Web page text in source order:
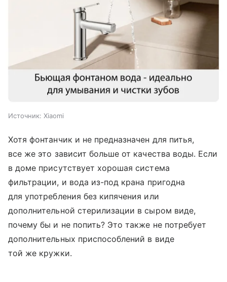
Источник: Xiaomi
Хотя фонтанчик и не предназначен для питья,
все же это зависит больше от качества воды. Если
в доме присутствует хорошая система
фильтрации, и вода из-под крана пригодна
для употребления без кипячения или
дополнительной стерилизации в сыром виде,
почему бы и не попить? Это также не потребует
дополнительных приспособлений в виде
той же кружки.